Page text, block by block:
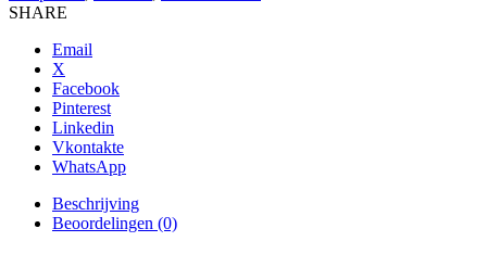
off,
1.4
aantal
SHARE
Email
X
Facebook
Pinterest
Linkedin
Vkontakte
WhatsApp
Beschrijving
Beoordelingen (0)